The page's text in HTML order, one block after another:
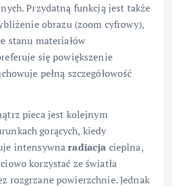
Przydatną funkcją jest także
obrazu (zoom cyfrowy),
stanu materiałów
się powiększenie
pełną szczegółowość
pieca jest kolejnym
gorących, kiedy
intensywnaradiacja cieplna,
korzystać ze światła
rozgrzane powierzchnie. Jednak